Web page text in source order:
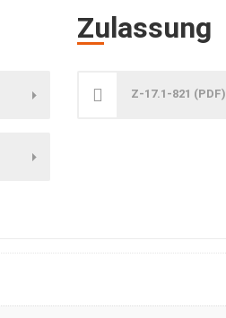
Zulassung
Z-17.1-821 (PDF)